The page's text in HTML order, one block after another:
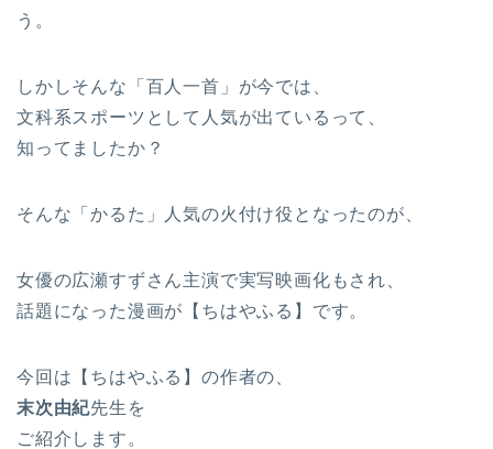
う。
しかしそんな「百人一首」が今では、
文科系スポーツとして人気が出ているって、
知ってましたか？
そんな「かるた」人気の火付け役となったのが、
女優の広瀬すずさん主演で実写映画化もされ、
話題になった漫画が【ちはやふる】です。
今回は【ちはやふる】の作者の、
末次由紀先生を
ご紹介します。